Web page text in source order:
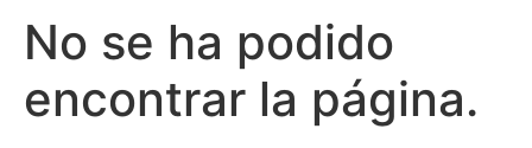
No se ha podido
encontrar la página.